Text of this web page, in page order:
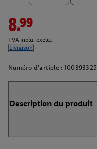
8.99
TVA inclu. exclu.
Livraison
Numéro d'article : 100393325
Description du produit